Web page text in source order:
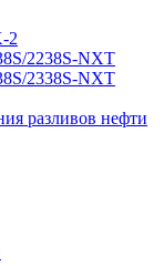
2
2238S-NXT
2338S-NXT
разливов нефти